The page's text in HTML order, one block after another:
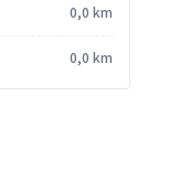
0,0 km
0,0 km